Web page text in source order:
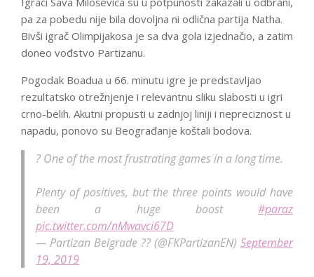
pa za pobedu nije bila dovoljna ni odlična partija Natha.
Bivši igrač Olimpijakosa je sa dva gola izjednačio, a zatim
doneo vođstvo Partizanu.
Pogodak Boadua u 66. minutu igre je predstavljao
rezultatsko otrežnjenje i relevantnu sliku slabosti u igri
crno-belih. Akutni propusti u zadnjoj liniji i nepreciznost u
napadu, ponovo su Beograđanje koštali bodova.
? One of the most frustrating games in a long time.
Plenty of positives, but the three points would have
been a huge boost #paraz
pic.twitter.com/nMwavci67D
— Partizan Belgrade ?? (@FKPartizanEN) September
19, 2019